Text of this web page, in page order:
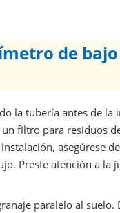
de
la tubería antes de
filtro para residuos
asegúrese
Preste atención a la
paralelo al suelo.